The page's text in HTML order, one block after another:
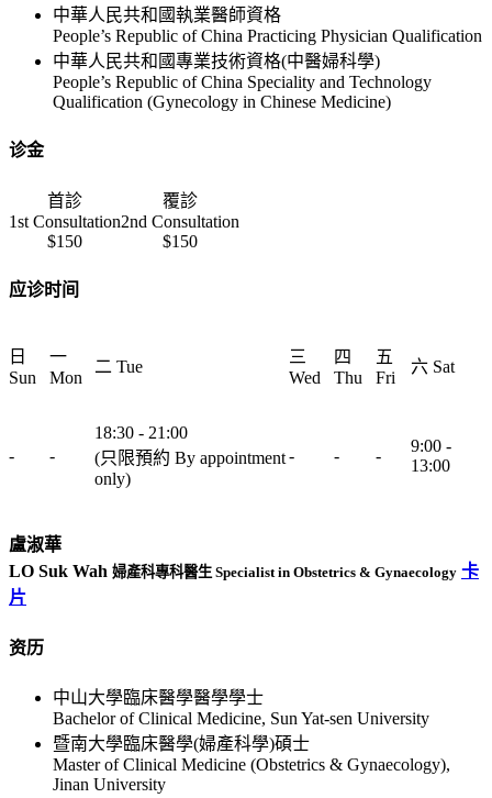
中華人民共和國執業醫師資格
People’s Republic of China Practicing Physician Qualification
中華人民共和國專業技術資格(中醫婦科學)
People’s Republic of China Speciality and Technology
Qualification (Gynecology in Chinese Medicine)
诊金
首診
1st Consultation
覆診
2nd Consultation
$150
$150
应诊时间
日
Sun
一
Mon
二 Tue
三
Wed
四
Thu
五
Fri
六 Sat
- -
18:30 - 21:00
(只限預約 By appointment
only)
- - -
9:00 -
13:00
盧淑華
LO Suk Wah 婦產科專科醫生 Specialist in Obstetrics & Gynaecology 卡
片
资历
中山大學臨床醫學醫學學士
Bachelor of Clinical Medicine, Sun Yat-sen University
暨南大學臨床醫學(婦產科學)碩士
Master of Clinical Medicine (Obstetrics & Gynaecology),
Jinan University